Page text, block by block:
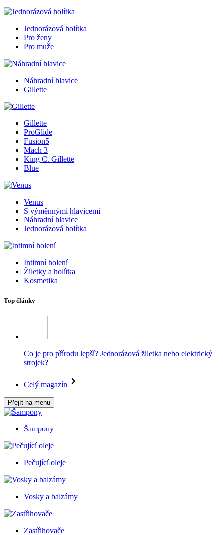
Jednorázová holítka
Pro ženy
Pro muže
Náhradní hlavice
Gillette
Gillette
ProGlide
Fusion5
Mach 3
King C. Gillette
Blue
Venus
S výměnnými hlavicemi
Náhradní hlavice
Jednorázová holítka
Intimní holení
Žiletky a holítka
Kosmetika
Top články
Co je pro přírodu lepší? Jednorázová žiletka nebo elektrický
strojek?
Celý magazín
Přejít na menu
Šampony
Pečující oleje
Vosky a balzámy
Zastřihovače